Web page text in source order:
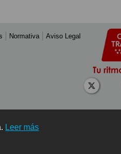
Leer más
Normativa Aviso Legal